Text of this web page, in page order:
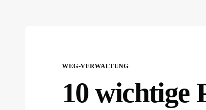
WEG-VERWALTUNG
10 wichtige